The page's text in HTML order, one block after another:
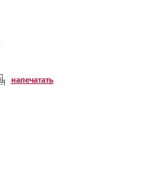
напечатать